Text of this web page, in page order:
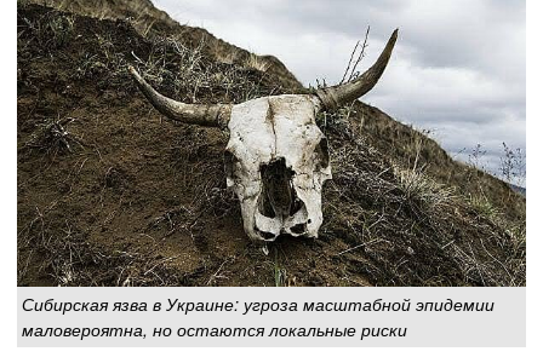
Сибирская язва в Украине: угроза масштабной эпидемии
маловероятна, но остаются локальные риски